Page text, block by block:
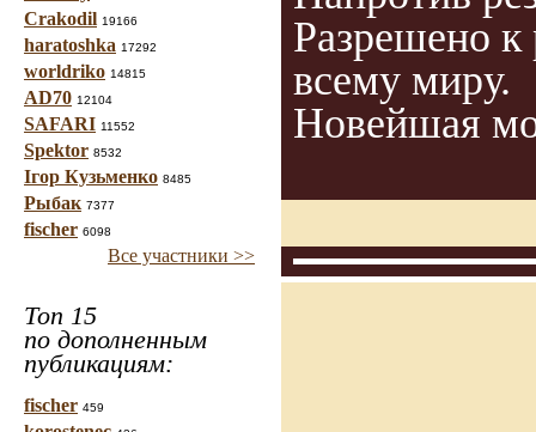
Crakodil 19166
haratoshka 17292
worldriko 14815
AD70 12104
SAFARI 11552
Spektor 8532
Ігор Кузьменко 8485
Рыбак 7377
fischer 6098
Все участники >>
Топ 15
по дополненным
публикациям:
fischer 459
Разрешено
всему миру.
Новейшая